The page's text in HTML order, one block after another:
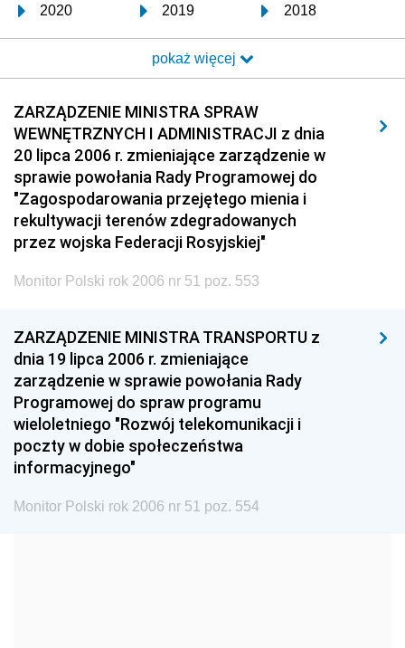
2020 2019 2018
2017 2016 2015
2014 2013 2012
2011 2010
2008 2007 2006
2005 2004 2003
2002 2001 2000
1999 1998
1990 1989 1988
1987 1986
1984 1983
1981 1980 1979
1978
1975 1974
pokaż więcej
ZARZĄDZENIE MINISTRA SPRAW
WEWNĘTRZNYCH I ADMINISTRACJI z dnia
20 lipca 2006 r. zmieniające zarządzenie w
sprawie powołania Rady Programowej do
"Zagospodarowania przejętego mienia i
rekultywacji terenów zdegradowanych
przez wojska Federacji Rosyjskiej"
Monitor Polski rok 2006 nr 51 poz. 553
ZARZĄDZENIE MINISTRA TRANSPORTU z
dnia 19 lipca 2006 r. zmieniające
zarządzenie w sprawie powołania Rady
Programowej do spraw programu
wieloletniego "Rozwój telekomunikacji i
poczty w dobie społeczeństwa
informacyjnego"
Monitor Polski rok 2006 nr 51 poz. 554